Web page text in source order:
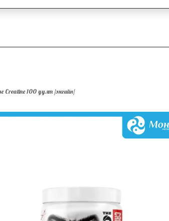
Creatine 100 уулт /энгийн/